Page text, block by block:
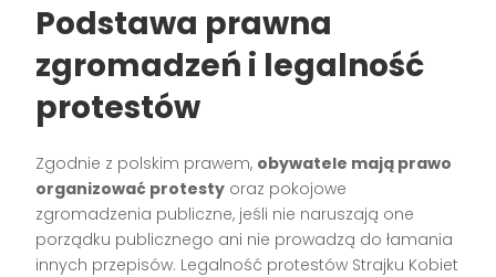
Podstawa prawna
zgromadzeń i legalność
protestów
Zgodnie z polskim prawem, obywatele mają prawo
organizować protesty oraz pokojowe
zgromadzenia publiczne, jeśli nie naruszają one
porządku publicznego ani nie prowadzą do łamania
innych przepisów. Legalność protestów Strajku Kobiet